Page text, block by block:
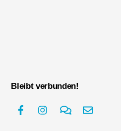
Bleibt verbunden!